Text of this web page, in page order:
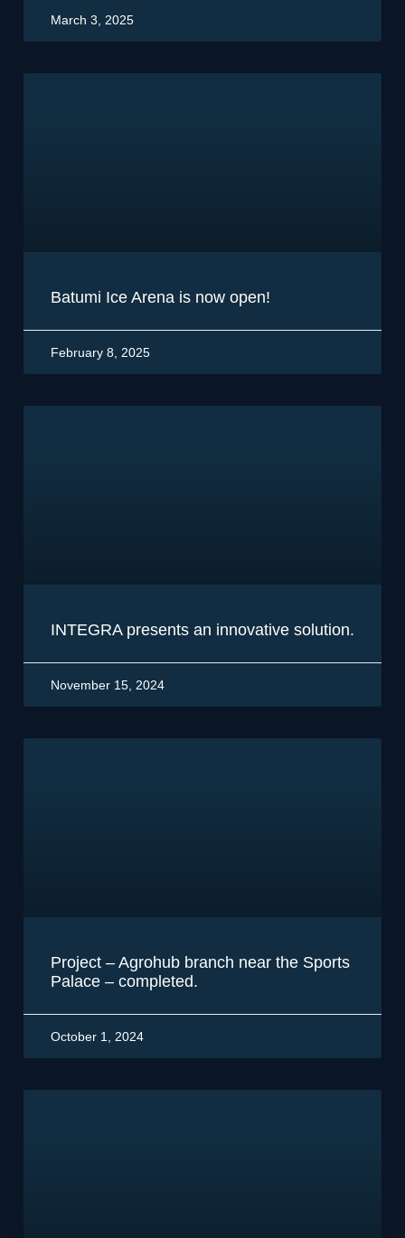
March 3, 2025
Batumi Ice Arena is now open!
February 8, 2025
INTEGRA presents an innovative solution.
November 15, 2024
Project – Agrohub branch near the Sports
Palace – completed.
October 1, 2024